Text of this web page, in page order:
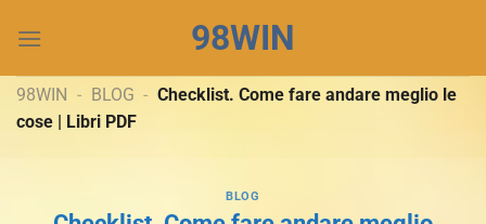
đến
dung
98WIN
98WIN - BLOG - Checklist. Come fare andare meglio le
cose | Libri PDF
BLOG